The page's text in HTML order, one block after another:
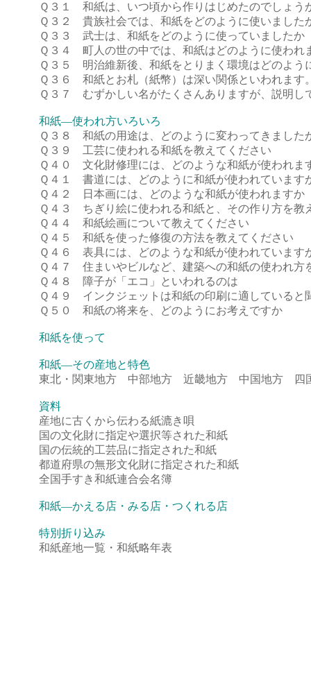
Ｑ３１ 和紙は、いつ頃から作りはじめたのでしょう
Ｑ３２ 貴族社会では、和紙をどのように使いました
Ｑ３３ 武士は、和紙をどのように使っていましたか
Ｑ３４ 町人の世の中では、和紙はどのように使われ
Ｑ３５ 明治維新後、和紙をとりまく環境はどのよう
Ｑ３６ 和紙とお札（紙幣）は深い関係といわれます
Ｑ３７ むずかしい名がたくさんありますが、説明し
和紙―使われ方いろいろ
Ｑ３８ 和紙の用途は、どのように変わってきました
Ｑ３９ 工芸に使われる和紙を教えてください
Ｑ４０ 文化財修理には、どのような和紙が使われま
Ｑ４１ 書道には、どのように和紙が使われています
Ｑ４２ 日本画には、どのような和紙が使われますか
Ｑ４３ ちぎり絵に使われる和紙と、その作り方を教
Ｑ４４ 和紙絵画について教えてください
Ｑ４５ 和紙を使った修復の方法を教えてください
Ｑ４６ 表具には、どのような和紙が使われています
Ｑ４７ 住まいやビルなど、建築への和紙の使われ方
Ｑ４８ 障子が「エコ」といわれるのは
Ｑ４９ インクジェットは和紙の印刷に適していると
Ｑ５０ 和紙の将来を、どのようにお考えですか
和紙を使って
和紙―その産地と特色
東北・関東地方 中部地方 近畿地方 中国地方 四
資料
産地に古くから伝わる紙漉き唄
国の文化財に指定や選択等された和紙
国の伝統的工芸品に指定された和紙
都道府県の無形文化財に指定された和紙
全国手すき和紙連合会名簿
和紙―かえる店・みる店・つくれる店
特別折り込み
和紙産地一覧・和紙略年表